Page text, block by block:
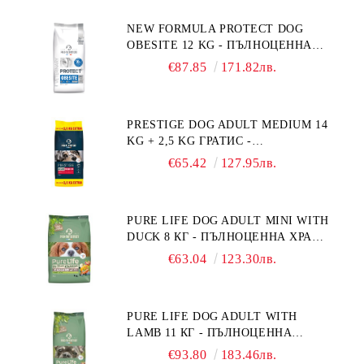
NEW FORMULA PROTECT DOG
OBESITE 12 KG - ПЪЛНОЦЕННА
ДИЕТИЧНА ХРАНА ЗА КУЧЕТА
"РЕГУЛИРАНЕ НА ВНОСА НА
ГЛЮКОЗА (DIABETES MELLITUS)."
€87.85 171.82лв.
PRESTIGE DOG ADULT MEDIUM 14
KG + 2,5 KG ГРАТИС -
ПЪЛНОЦЕННА ХРАНА ЗА
€65.42 127.95лв.
PURE LIFE DOG ADULT MINI WITH
DUCK 8 КГ - ПЪЛНОЦЕННА ХРАНА
ЗА ПОРАСНАЛИ КУЧЕТА ОТ
ГЛУТЕН. ПРОИЗВЕДЕНА ВЪВ
ФРАНЦИЯ.
€63.04 123.30лв.
PURE LIFE DOG ADULT WITH
LAMB 11 КГ - ПЪЛНОЦЕННА
ХРАНА ЗА ПОРАСНАЛИ КУЧЕТА С
€93.80 183.46лв.